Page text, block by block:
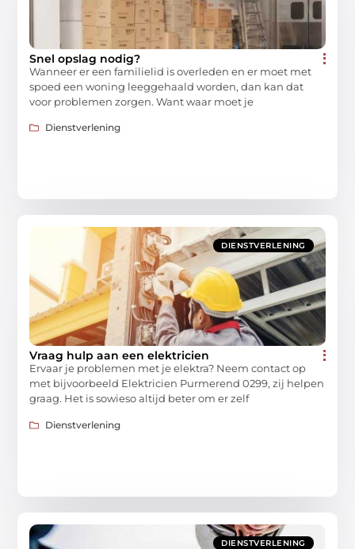
Snel opslag nodig?
Wanneer er een familielid is overleden en er moet met
spoed een woning leeggehaald worden, dan kan dat
voor problemen zorgen. Want waar moet je
Dienstverlening
DIENSTVERLENING
Vraag hulp aan een elektricien
Ervaar je problemen met je elektra? Neem contact op
met bijvoorbeeld Elektricien Purmerend 0299, zij helpen
graag. Het is sowieso altijd beter om er zelf
Dienstverlening
DIENSTVERLENING